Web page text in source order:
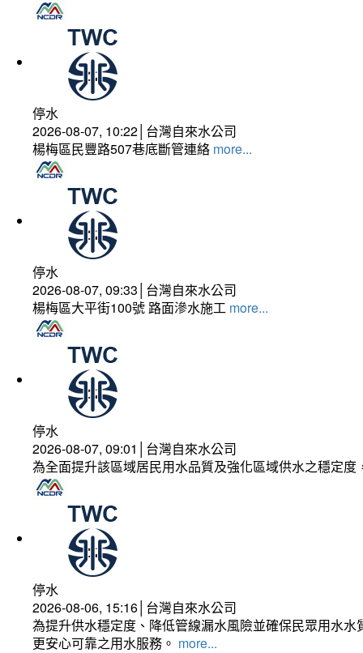
停水
2026-08-07, 10:22│台灣自來水公司
楊梅區民豐路507巷底斷管連絡 more...
停水
2026-08-07, 09:33│台灣自來水公司
楊梅區大平街100號 路面滲水施工 more...
停水
2026-08-07, 09:01│台灣自來水公司
為全面提升該區域居民用水品質及強化區域供水之穩定
停水
2026-08-06, 15:16│台灣自來水公司
為提升供水穩定度、降低管線漏水風險並確保民眾用水
更安心可靠之用水服務。 more...